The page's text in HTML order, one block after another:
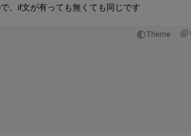
、if文が有っても無くても同じです
Theme